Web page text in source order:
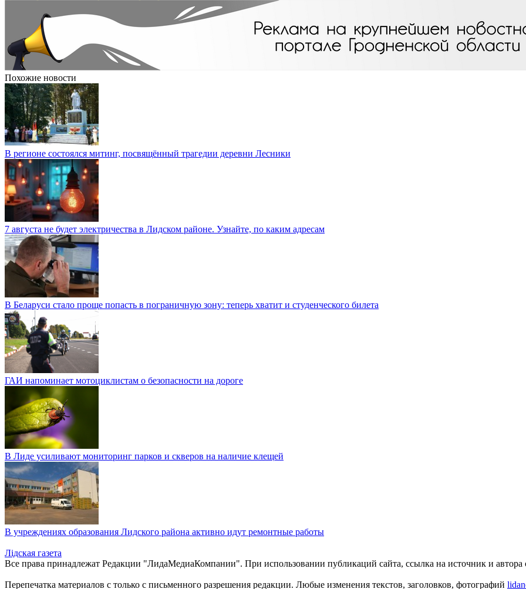
Похожие новости
В регионе состоялся митинг, посвящённый трагедии деревни Лесники
7 августа не будет электричества в Лидском районе. Узнайте, по каким адресам
В Беларуси стало проще попасть в пограничную зону: теперь хватит и студенческого билета
ГАИ напоминает мотоциклистам о безопасности на дороге
В Лиде усиливают мониторинг парков и скверов на наличие клещей
В учреждениях образования Лидского района активно идут ремонтные работы
Лiдская газета
Все права принадлежат Редакции "ЛидаМедиаКомпании". При использовании публикаций сайта, ссылка на источник и автора
Перепечатка материалов c только с письменного разрешения редакции. Любые изменения текстов, заголовков, фотографий